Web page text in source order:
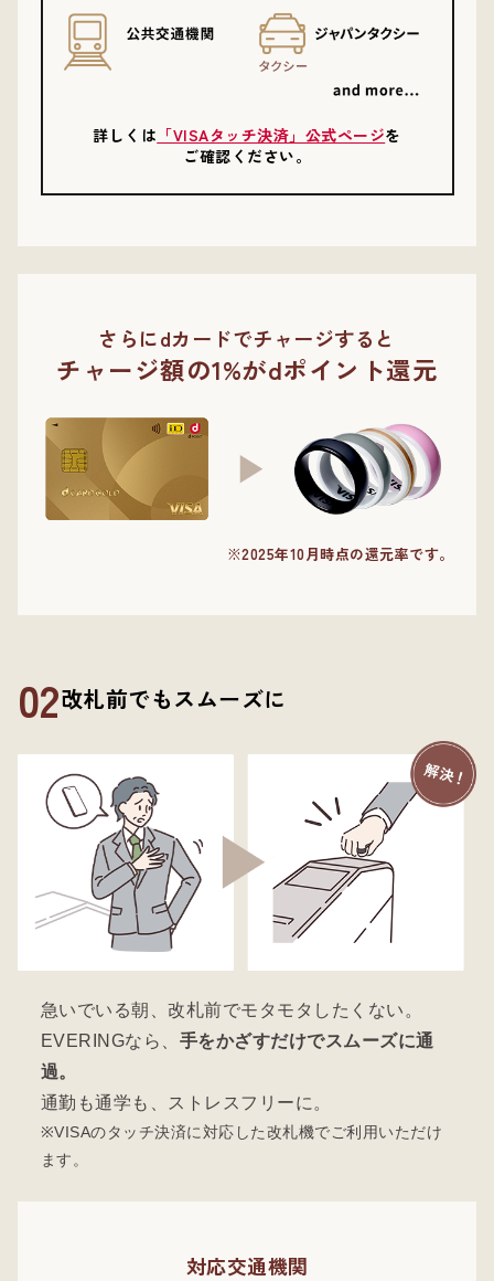
詳しくは 「VISAタッチ決済」公式ページを
ご確認ください。
さらにdカードでチャージすると
チャージ額の1%がdポイント還元
※2025年10月時点の還元率です。
02改札前でもスムーズに
急いでいる朝、改札前でモタモタしたくない。
EVERINGなら、 手をかざすだけでスムーズに通
過。
通勤も通学も、ストレスフリーに。
※VISAのタッチ決済に対応した改札機でご利用いただけ
ます。
対応交通機関